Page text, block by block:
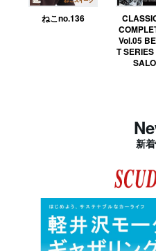
ねこno.136
Vol.05
T
新